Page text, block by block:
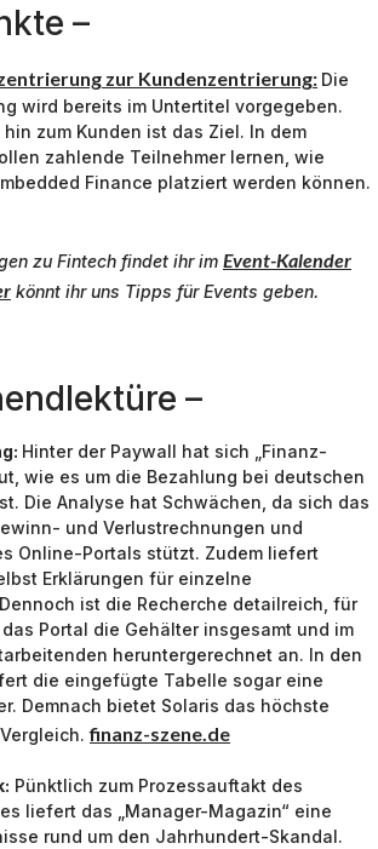
–
zur Kundenzentrierung: Die
wird bereits im Untertitel vorgegeben.
hin zum Kunden ist das Ziel. In dem
zahlende Teilnehmer lernen, wie
Finance platziert werden können.
zu Fintech findet ihr im Event-Kalender
könnt ihr uns Tipps für Events geben.
–
Hinter der Paywall hat sich „Finanz-
wie es um die Bezahlung bei deutschen
Die Analyse hat Schwächen, da sich das
und Verlustrechnungen und
Online-Portals stützt. Zudem liefert
Erklärungen für einzelne
ist die Recherche detailreich, für
Portal die Gehälter insgesamt und im
heruntergerechnet an. In den
die eingefügte Tabelle sogar eine
Demnach bietet Solaris das höchste
finanz-szene.de
Pünktlich zum Prozessauftakt des
liefert das „Manager-Magazin“ eine
rund um den Jahrhundert-Skandal.